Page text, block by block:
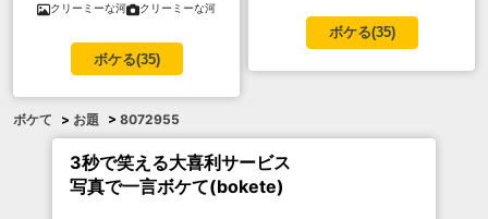
クリーミーな河 クリーミーな河
ボケる(35)
ボケる(35)
ボケて > お題 > 8072955
3秒で笑える大喜利サービス
写真で一言ボケて(bokete)